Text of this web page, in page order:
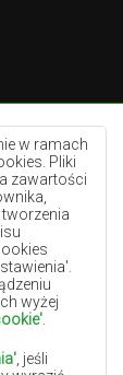
w ramach
Pliki
zawartości
wyżej
, jeśli